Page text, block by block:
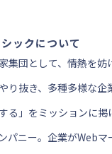
ックについて
集団として、情熱を
り抜き、多種多様な企
る」をミッションに掲
パニー。企業がWebマ